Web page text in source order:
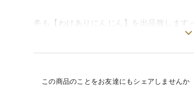
冬も【わけありにんじん】を出品致します
キズアリ、割れあり、虫食い部分カット済
ーーーーーーーーーーーーーーーーーーー
この商品のことをお友達にもシェアしませんか